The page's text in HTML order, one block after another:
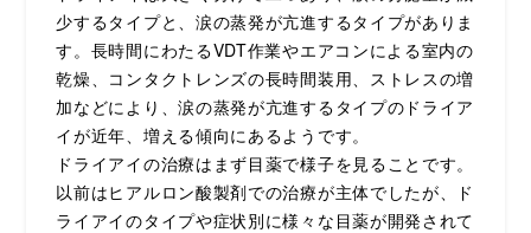
少するタイプと、涙の蒸発が亢進するタイプがありま
す。長時間にわたるVDT作業やエアコンによる室内の
乾燥、コンタクトレンズの長時間装用、ストレスの増
加などにより、涙の蒸発が亢進するタイプのドライア
イが近年、増える傾向にあるようです。
ドライアイの治療はまず目薬で様子を見ることです。
以前はヒアルロン酸製剤での治療が主体でしたが、ド
ライアイのタイプや症状別に様々な目薬が開発されて